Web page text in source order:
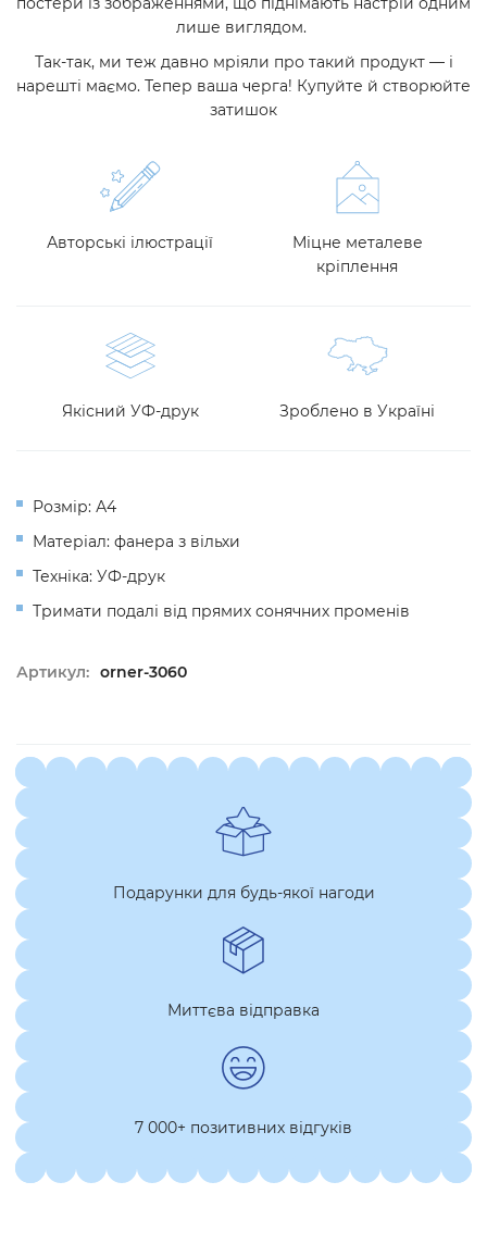
лише виглядом.
Так-так, ми теж давно мріяли про такий продукт — і
нарешті маємо. Тепер ваша черга! Купуйте й створюйте
затишок
Авторські ілюстрації
Міцне металеве
кріплення
Якісний УФ-друк Зроблено в Україні
Розмір: А4
Матеріал: фанера з вільхи
Техніка: УФ-друк
Тримати подалі від прямих сонячних променів
Артикул: orner-3060
Подарунки для будь-якої нагоди
Миттєва відправка
7 000+ позитивних відгуків